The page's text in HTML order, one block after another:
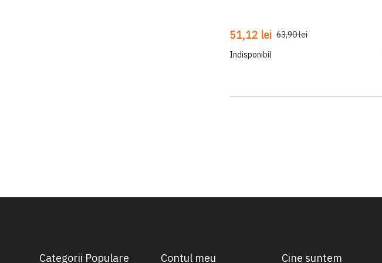
51,12 lei 63,90 lei
Indisponibil
Categorii Populare Contul meu Cine suntem